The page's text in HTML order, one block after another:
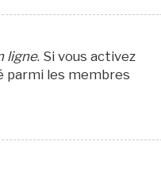
ligne. Si vous activez
parmi les membres